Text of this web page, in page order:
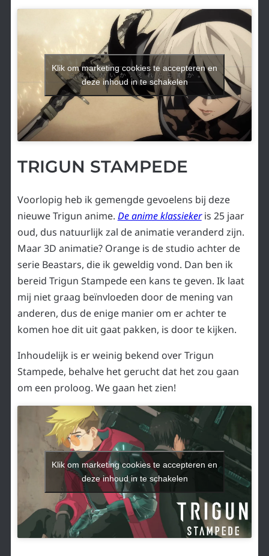
Klik om marketing cookies te accepteren en
deze inhoud in te schakelen
TRIGUN STAMPEDE
Voorlopig heb ik gemengde gevoelens bij deze
nieuwe Trigun anime. De anime klassiekeris 25 jaar
oud, dus natuurlijk zal de animatie veranderd zijn.
Maar 3D animatie? Orange is de studio achter de
serie Beastars, die ik geweldig vond. Dan ben ik
bereid Trigun Stampede een kans te geven. Ik laat
mij niet graag beïnvloeden door de mening van
anderen, dus de enige manier om er achter te
komen hoe dit uit gaat pakken, is door te kijken.
Inhoudelijk is er weinig bekend over Trigun
Stampede, behalve het gerucht dat het zou gaan
om een proloog. We gaan het zien!
Klik om marketing cookies te accepteren en
deze inhoud in te schakelen